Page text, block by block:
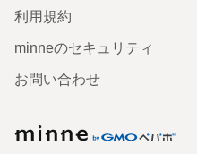
利用規約
minneのセキュリティ
お問い合わせ